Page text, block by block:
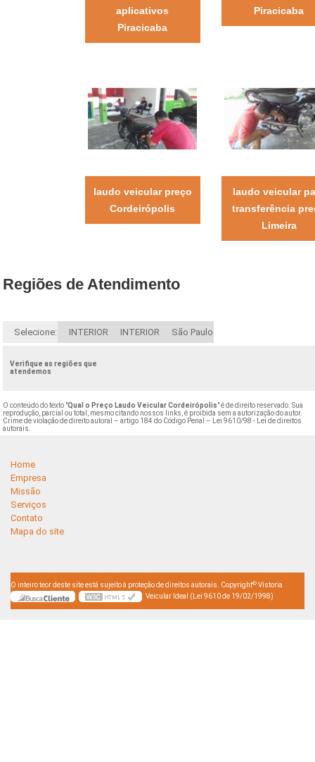
aplicativos
Piracicaba
Piracicaba
laudo veicular preço
Cordeirópolis
laudo veicular
transferência
Limeira
Regiões de Atendimento
Selecione: INTERIOR INTERIOR São Paulo
Verifique as regiões que
atendemos
O conteúdo do texto "Qual o Preço Laudo Veicular Cordeirópolis" é de direito reservado. Sua
reprodução, parcial ou total, mesmo citando nossos links, é proibida sem a autorização do autor.
Crime de violação de direito autoral – artigo 184 do Código Penal –
Lei 9610/98 - Lei de direitos
autorais
Home
Empresa
Missão
Serviços
Contato
Mapa do site
O inteiro teor deste site está sujeito à proteção de direitos autorais. Copyright© Vistoria
Veicular Ideal (Lei 9610 de 19/02/1998)